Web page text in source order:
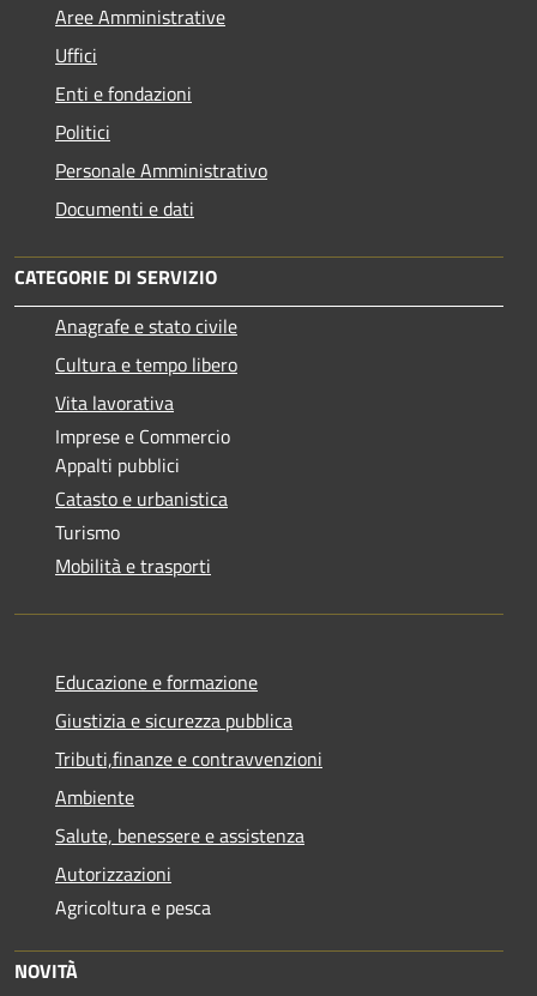
Aree Amministrative
Uffici
Enti e fondazioni
Politici
Personale Amministrativo
Documenti e dati
CATEGORIE DI SERVIZIO
Anagrafe e stato civile
Cultura e tempo libero
Vita lavorativa
Imprese e Commercio
Appalti pubblici
Catasto e urbanistica
Turismo
Mobilità e trasporti
Educazione e formazione
Giustizia e sicurezza pubblica
Tributi,finanze e contravvenzioni
Ambiente
Salute, benessere e assistenza
Autorizzazioni
Agricoltura e pesca
NOVITÀ